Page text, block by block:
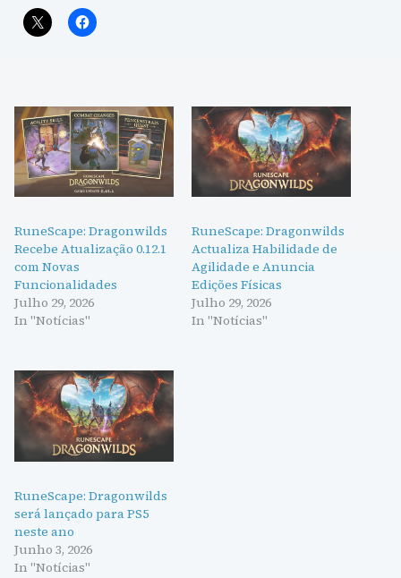
RuneScape: Dragonwilds
Recebe Atualização 0.12.1
com Novas
Funcionalidades
Julho 29, 2026
In "Notícias"
RuneScape: Dragonwilds
Actualiza Habilidade de
Agilidade e Anuncia
Edições Físicas
Julho 29, 2026
In "Notícias"
RuneScape: Dragonwilds
será lançado para PS5
neste ano
Junho 3, 2026
In "Notícias"